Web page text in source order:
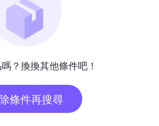
？換換其他條件吧！
條件再搜尋